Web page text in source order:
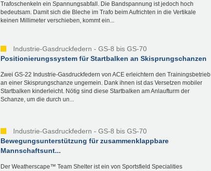
Trafoschenkeln ein Spannungsabfall. Die Bandspannung ist jedoch hoch
bedeutsam. Damit sich die Bleche im Trafo beim Aufrichten in die Vertikale
keinen Millimeter verschieben, kommt ein...
Industrie-Gasdruckfedern - GS-8 bis GS-70
Positionierungssystem für Startbalken an Skisprungschanzen
Zwei GS-22 Industrie-Gasdruckfedern von ACE erleichtern den Trainingsbetrieb
an einer Skisprungschanze ungemein. Dank ihnen ist das Versetzen mobiler
Startbalken kinderleicht. Nötig sind diese Startbalken am Anlaufturm der
Schanze, um die durch un...
Industrie-Gasdruckfedern - GS-8 bis GS-70
Bewegungsunterstützung für zusammenklappbare
Mannschaftsunt...
Der Weatherscape™ Team Shelter ist ein von Sportsfield Specialities